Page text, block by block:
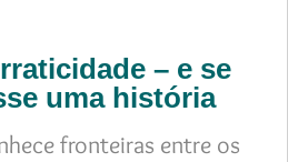
– e se
uma história
fronteiras entre os